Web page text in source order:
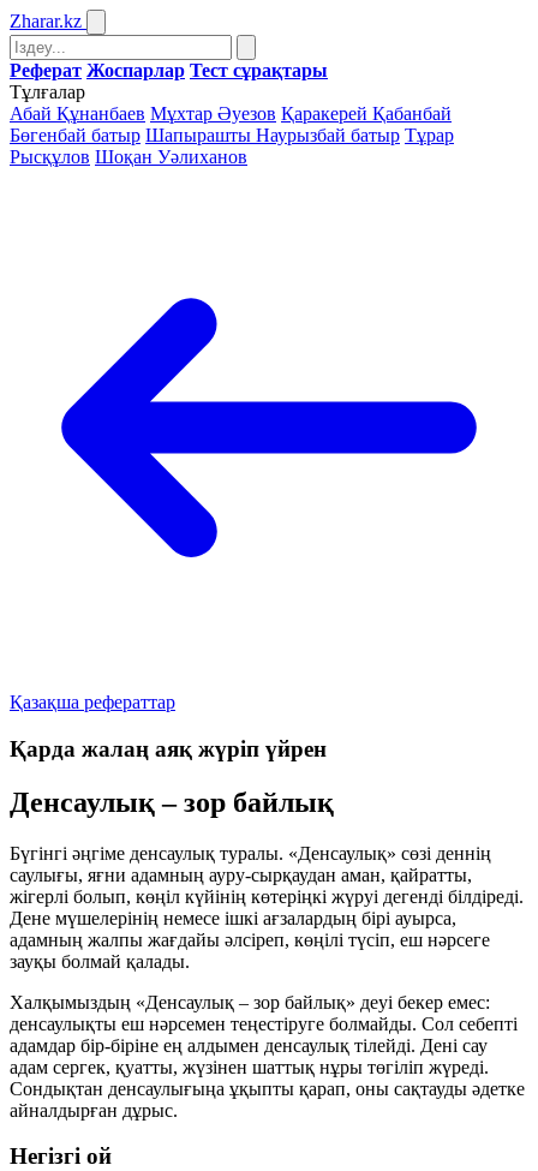
Zharar.kz
Реферат Жоспарлар Тест сұрақтары
Тұлғалар
Абай Құнанбаев Мұхтар Әуезов Қаракерей Қабанбай
Бөгенбай батыр Шапырашты Наурызбай батыр Тұрар
Рысқұлов Шоқан Уәлиханов
Қазақша рефераттар
Қарда жалаң аяқ жүріп үйрен
Денсаулық – зор байлық
Бүгінгі әңгіме денсаулық туралы. «Денсаулық» сөзі деннің
саулығы, яғни адамның ауру-сырқаудан аман, қайратты,
жігерлі болып, көңіл күйінің көтеріңкі жүруі дегенді білдіреді.
Дене мүшелерінің немесе ішкі ағзалардың бірі ауырса,
адамның жалпы жағдайы әлсіреп, көңілі түсіп, еш нәрсеге
зауқы болмай қалады.
Халқымыздың «Денсаулық – зор байлық» деуі бекер емес:
денсаулықты еш нәрсемен теңестіруге болмайды. Сол себепті
адамдар бір-біріне ең алдымен денсаулық тілейді. Дені сау
адам сергек, қуатты, жүзінен шаттық нұры төгіліп жүреді.
Сондықтан денсаулығыңа ұқыпты қарап, оны сақтауды әдетке
айналдырған дұрыс.
Негізгі ой